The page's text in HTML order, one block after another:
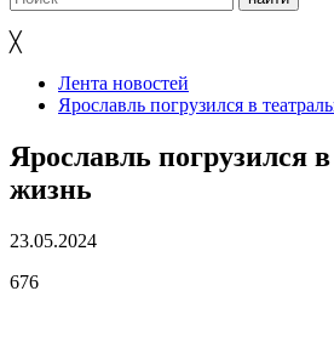
╳
Лента новостей
Ярославль погрузился в
Ярославль погрузился
жизнь
23.05.2024
676